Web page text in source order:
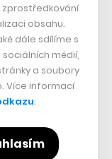
zprostředkování
obsahu.
dále sdílíme s
médií,
a soubory
Více informací
.